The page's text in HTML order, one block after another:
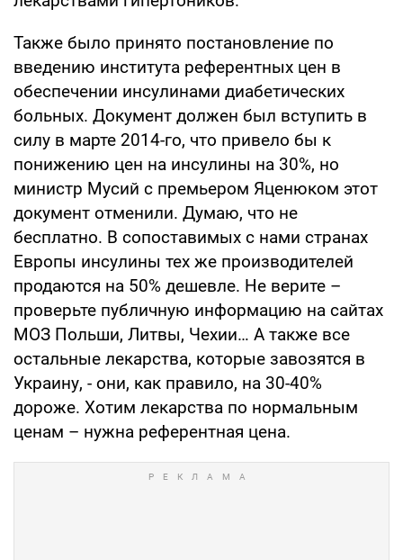
Также было принято постановление по
введению института референтных цен в
обеспечении инсулинами диабетических
больных. Документ должен был вступить в
силу в марте 2014-го, что привело бы к
понижению цен на инсулины на 30%, но
министр Мусий с премьером Яценюком этот
документ отменили. Думаю, что не
бесплатно. В сопоставимых с нами странах
Европы инсулины тех же производителей
продаются на 50% дешевле. Не верите –
проверьте публичную информацию на сайтах
МОЗ Польши, Литвы, Чехии… А также все
остальные лекарства, которые завозятся в
Украину, - они, как правило, на 30-40%
дороже. Хотим лекарства по нормальным
ценам – нужна референтная цена.